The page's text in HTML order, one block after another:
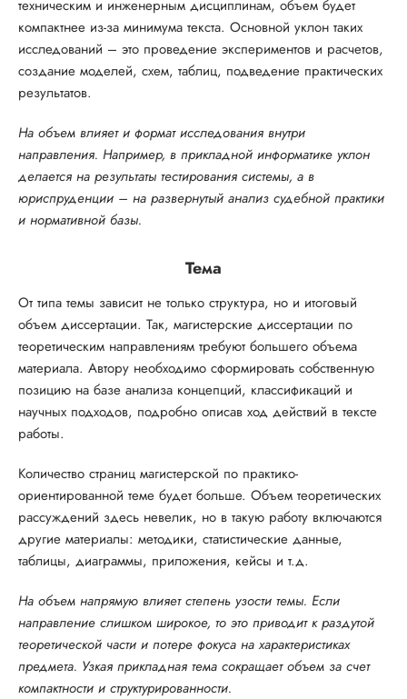
техническим и инженерным дисциплинам, объем будет
компактнее из-за минимума текста. Основной уклон таких
исследований – это проведение экспериментов и расчетов,
создание моделей, схем, таблиц, подведение практических
результатов.
На объем влияет и формат исследования внутри
направления. Например, в прикладной информатике уклон
делается на результаты тестирования системы, а в
юриспруденции – на развернутый анализ судебной практики
и нормативной базы.
Тема
От типа темы зависит не только структура, но и итоговый
объем диссертации. Так, магистерские диссертации по
теоретическим направлениям требуют большего объема
материала. Автору необходимо сформировать собственную
позицию на базе анализа концепций, классификаций и
научных подходов, подробно описав ход действий в тексте
работы.
Количество страниц магистерской по практико-
ориентированной теме будет больше. Объем теоретических
рассуждений здесь невелик, но в такую работу включаются
другие материалы: методики, статистические данные,
таблицы, диаграммы, приложения, кейсы и т.д.
На объем напрямую влияет степень узости темы. Если
направление слишком широкое, то это приводит к раздутой
теоретической части и потере фокуса на характеристиках
предмета. Узкая прикладная тема сокращает объем за счет
компактности и структурированности.